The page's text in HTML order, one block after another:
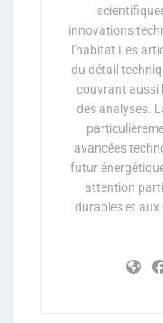
innovations
l'habitat Les
du détail
couvrant aussi
des analyses.
avancées
futur
attention
durables et